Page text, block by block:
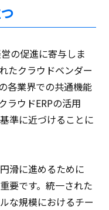
の促進に寄与しま
たクラウドベンダー
各業界での共通機能
ラウドERPの活用
準に近づけることに
滑に進めるために
要です。統一された
な規模におけるチー